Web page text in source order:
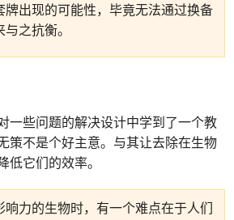
牌出现的可能性，毕竟无法通过换备
之抗衡。
一些问题的解决设计中学到了一个教
策不是个好主意。与其让去除在生物
低它们的效率。
响力的生物时，有一个难点在于人们